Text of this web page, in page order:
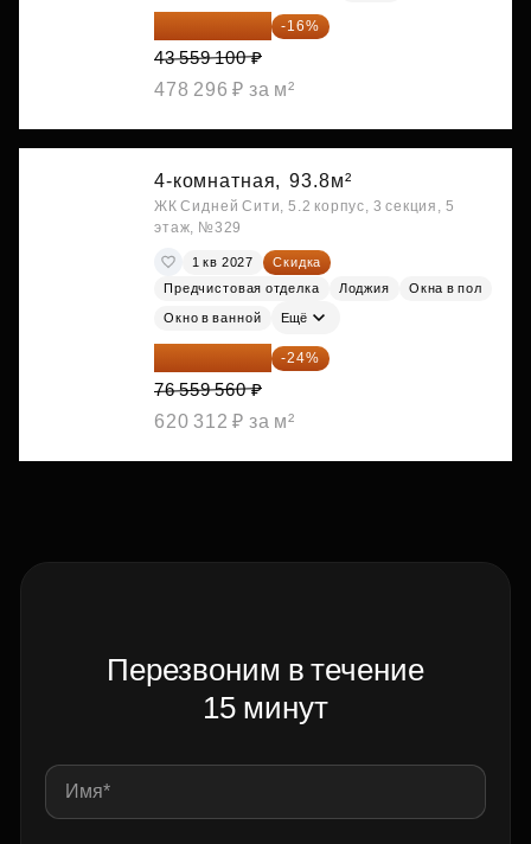
36 589 644 ₽ -16%
43 559 100 ₽
478 296 ₽ за м²
4-комнатная, 93.8м²
ЖК Сидней Сити, 5.2 корпус, 3 секция, 5
этаж, №329
1 кв 2027
Скидка
Предчистовая отделка
Лоджия Окна в пол
Окно в ванной Ещё
58 185 266 ₽ -24%
76 559 560 ₽
620 312 ₽ за м²
Перезвоним в течение
15 минут